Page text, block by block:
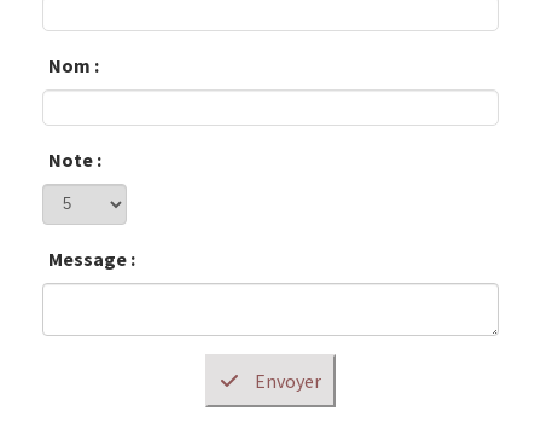
Nom :
Note :
Message :
Envoyer